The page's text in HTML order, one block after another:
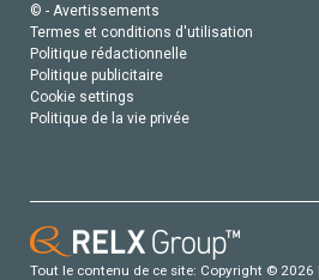
© - Avertissements
Termes et conditions d'utilisation
Politique rédactionnelle
Politique publicitaire
Cookie settings
Politique de la vie privée
Tout le contenu de ce site: Copyright ©